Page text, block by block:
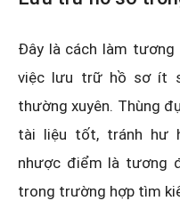
Đây là cách làm tương
việc lưu trữ hồ sơ ít
thường xuyên. Thùng
tài liệu tốt, tránh hư
nhược điểm là tương
trong trường hợp tìm